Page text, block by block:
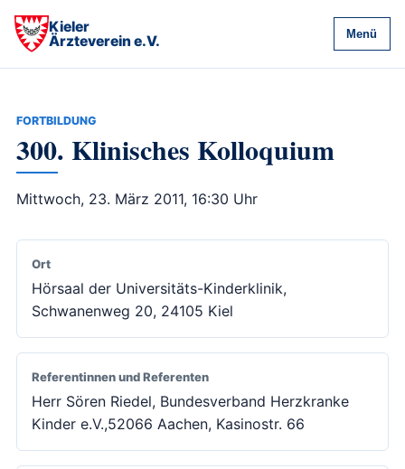
Kieler
Ärzteverein e.V.
Menü
FORTBILDUNG
300. Klinisches Kolloquium
Mittwoch, 23. März 2011, 16:30 Uhr
Ort
Hörsaal der Universitäts-Kinderklinik,
Schwanenweg 20, 24105 Kiel
Referentinnen und Referenten
Herr Sören Riedel, Bundesverband Herzkranke
Kinder e.V.,52066 Aachen, Kasinostr. 66